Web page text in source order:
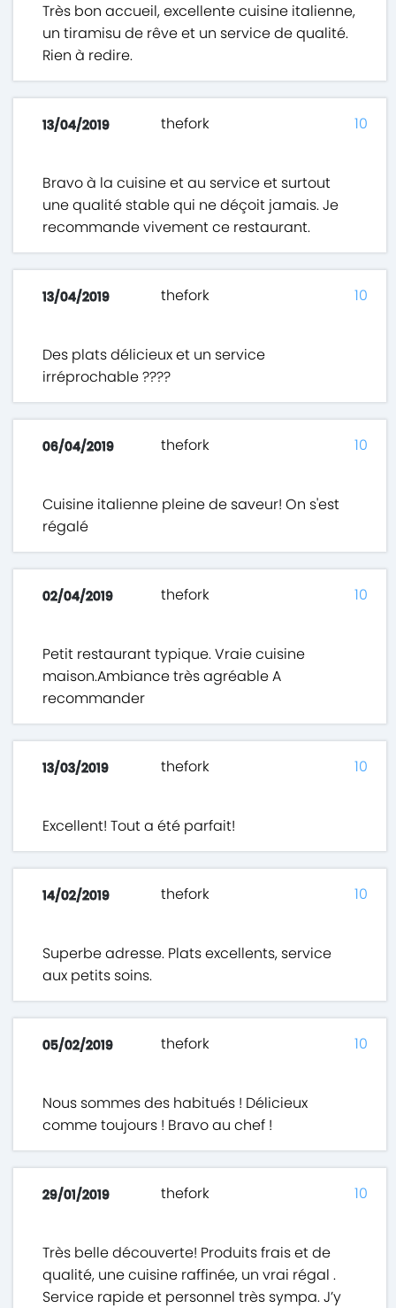
Très bon accueil, excellente cuisine italienne,
un tiramisu de rêve et un service de qualité.
Rien à redire.
13/04/2019 thefork
Bravo à la cuisine et au service et surtout
une qualité stable qui ne déçoit jamais. Je
recommande vivement ce restaurant.
10
13/04/2019 thefork
Des plats délicieux et un service
irréprochable ????
10
06/04/2019 thefork
Cuisine italienne pleine de saveur! On s'est
régalé
10
02/04/2019 thefork
Petit restaurant typique. Vraie cuisine
maison.Ambiance très agréable A
recommander
10
13/03/2019 thefork
Excellent! Tout a été parfait!
10
14/02/2019 thefork
Superbe adresse. Plats excellents, service
aux petits soins.
10
05/02/2019 thefork
Nous sommes des habitués ! Délicieux
comme toujours ! Bravo au chef !
10
29/01/2019 thefork
Très belle découverte! Produits frais et de
qualité, une cuisine raffinée, un vrai régal .
Service rapide et personnel très sympa. J’y
10